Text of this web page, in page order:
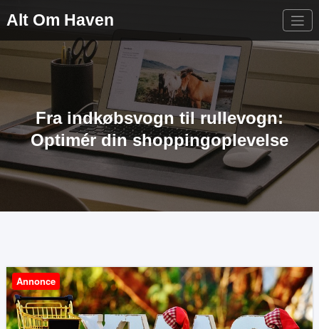
Alt Om Haven
Fra indkøbsvogn til rullevogn:
Optimér din shoppingoplevelse
Annonce